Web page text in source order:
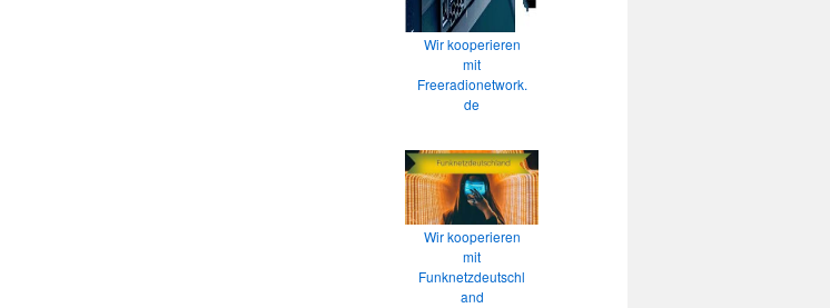
Wir kooperieren
mit
Freeradionetwork.
de
Wir kooperieren
mit
Funknetzdeutschl
and